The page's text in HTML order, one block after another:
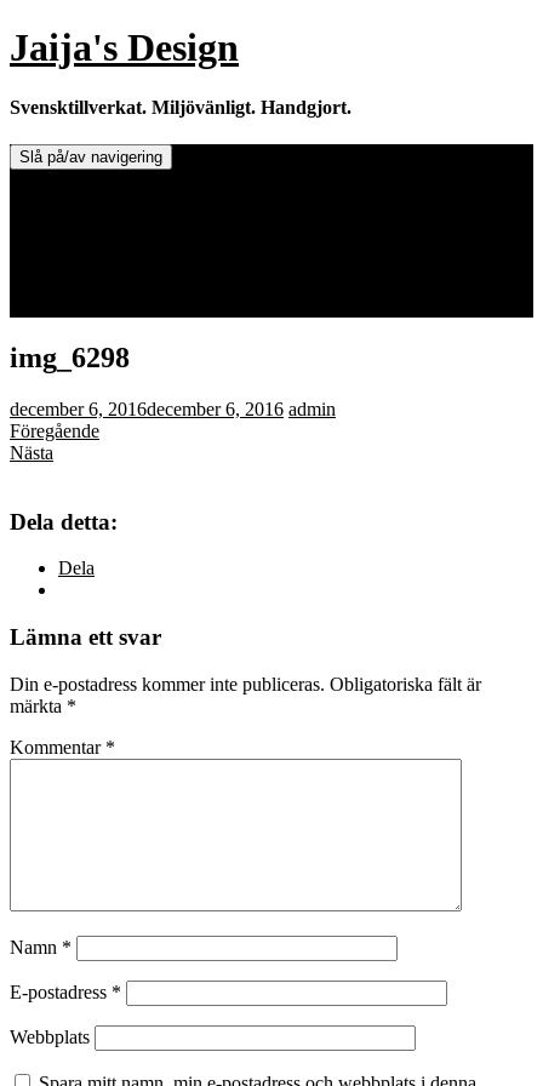
Hoppa
till
Jaija's Design
Svensktillverkat. Miljövänligt. Handgjort.
Slå på/av navigering
img_6298
december 6, 2016december 6, 2016 admin
Föregående
Nästa
Dela detta:
Dela
Lämna ett svar
Din e-postadress kommer inte publiceras. Obligatoriska fält är
märkta *
Kommentar *
Namn *
E-postadress *
Webbplats